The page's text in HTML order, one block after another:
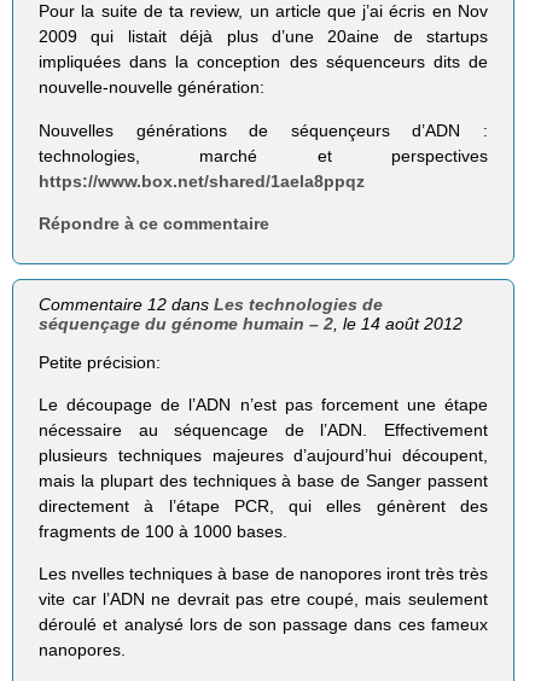
Pour la suite de ta review, un article que j’ai écris en Nov
2009 qui listait déjà plus d’une 20aine de startups
impliquées dans la conception des séquenceurs dits de
nouvelle-nouvelle génération:
Nouvelles générations de séquençeurs d’ADN :
technologies, marché et perspectives
https://www.box.net/shared/1aela8ppqz
Répondre à ce commentaire
Commentaire 12 dansLes technologies de
séquençage du génome humain – 2 , le 14 août 2012
Petite précision:
Le découpage de l’ADN n’est pas forcement une étape
nécessaire au séquencage de l’ADN. Effectivement
plusieurs techniques majeures d’aujourd’hui découpent,
mais la plupart des techniques à base de Sanger passent
directement à l’étape PCR, qui elles génèrent des
fragments de 100 à 1000 bases.
Les nvelles techniques à base de nanopores iront très très
vite car l’ADN ne devrait pas etre coupé, mais seulement
déroulé et analysé lors de son passage dans ces fameux
nanopores.